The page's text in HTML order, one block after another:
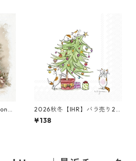
】
RS
2026秋冬【IHR】バラ売り2枚
ランチサイズ ペーパーナプキ
ン CATS IN THE TREE ホワイ
¥138